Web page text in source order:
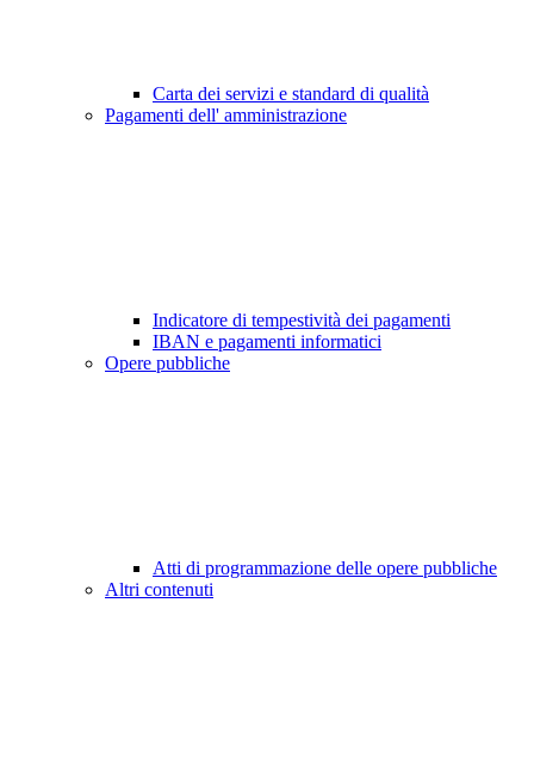
Carta dei servizi e standard di qualità
Pagamenti dell' amministrazione
Indicatore di tempestività dei pagamenti
IBAN e pagamenti informatici
Opere pubbliche
Atti di programmazione delle opere pubbliche
Altri contenuti